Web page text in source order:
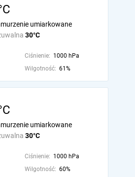
30°C
umiarkowane
Ciśnienie: 1000 hPa
Wilgotność: 61%
30°C
umiarkowane
Ciśnienie: 1000 hPa
Wilgotność: 60%